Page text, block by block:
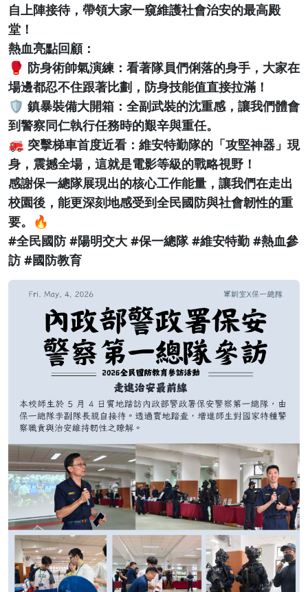
自上陣接待，帶領大家一窺維護社會治安的最高殿
堂！
熱血亮點回顧：
🥊 防身術帥氣演練：看著隊員們俐落的身手，大家在
場邊都忍不住跟著比劃，防身技能值直接拉滿！
🛡️ 鎮暴裝備大開箱：全副武裝的沈重感，讓我們體會
到警察同仁執行任務時的艱辛與重任。
🚒 突擊梯車首度近看：維安特勤隊的「攻堅神器」現
身，震撼全場，這就是電影等級的戰略視野！
感謝保一總隊展現出的核心工作能量，讓我們在走出
校園後，能更深刻地感受到全民國防與社會韌性的重
要。🔥
#全民國防 #陽明交大 #保一總隊 #維安特勤 #熱血參
訪 #國防教育